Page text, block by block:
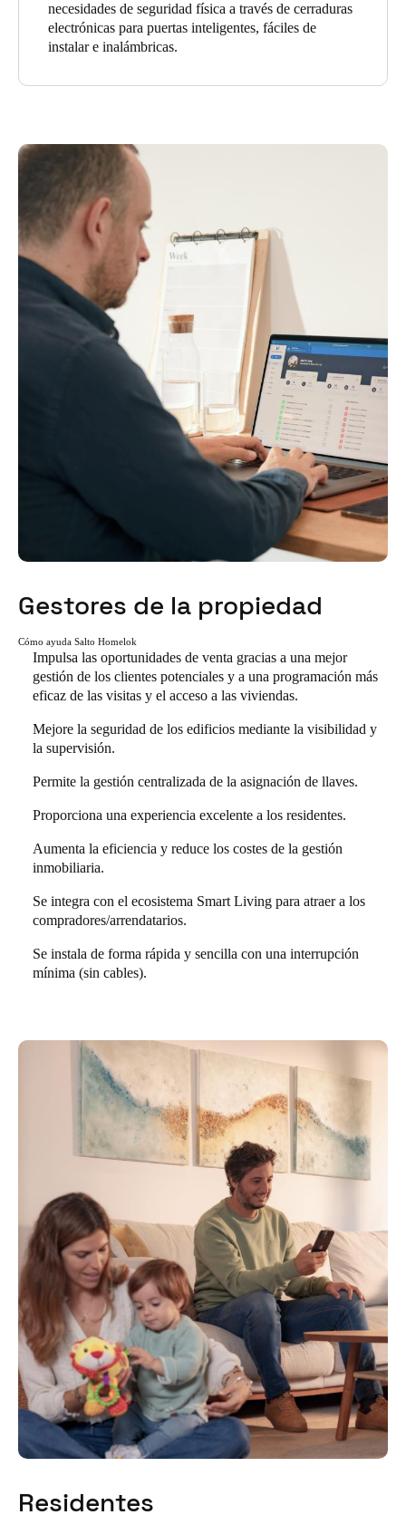
necesidades de seguridad física a través de cerraduras
electrónicas para puertas inteligentes, fáciles de
instalar e inalámbricas.
Gestores de la propiedad
Cómo ayuda Salto Homelok
Impulsa las oportunidades de venta gracias a una mejor
gestión de los clientes potenciales y a una programación más
eficaz de las visitas y el acceso a las viviendas.
Mejore la seguridad de los edificios mediante la visibilidad y
la supervisión.
Permite la gestión centralizada de la asignación de llaves.
Proporciona una experiencia excelente a los residentes.
Aumenta la eficiencia y reduce los costes de la gestión
inmobiliaria.
Se integra con el ecosistema Smart Living para atraer a los
compradores/arrendatarios.
Se instala de forma rápida y sencilla con una interrupción
mínima (sin cables).
Residentes